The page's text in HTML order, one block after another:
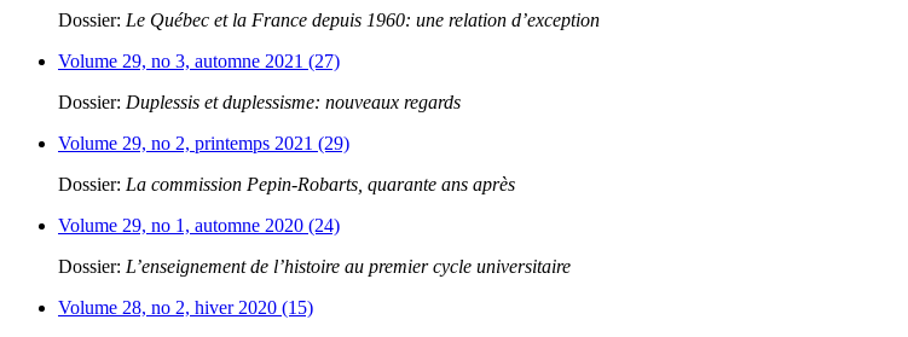
Dossier: Le Québec et la France depuis 1960: une relation d’exception
Volume 29, no 3, automne 2021 (27)
Dossier: Duplessis et duplessisme: nouveaux regards
Volume 29, no 2, printemps 2021 (29)
Dossier: La commission Pepin-Robarts, quarante ans après
Volume 29, no 1, automne 2020 (24)
Dossier: L’enseignement de l’histoire au premier cycle universitaire
Volume 28, no 2, hiver 2020 (15)